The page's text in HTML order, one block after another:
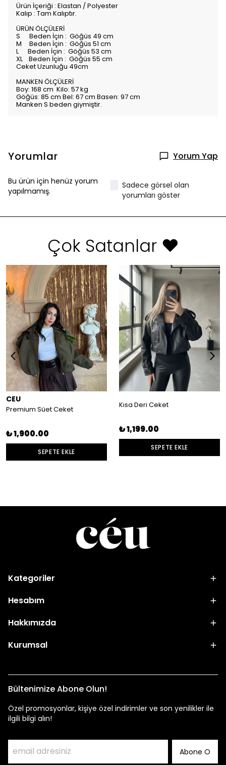
Ürün İçeriği : Elastan / Polyester
Kalıp : Tam Kalıptır.
ÜRÜN ÖLÇÜLERİ
S Beden İçin : Göğüs 49 cm
M Beden İçin : Göğüs 51 cm
L Beden İçin : Göğüs 53 cm
XL Beden İçin : Göğüs 55 cm
Ceket Uzunluğu 49cm
MANKEN ÖLÇÜLERİ
Boy: 168 cm Kilo: 57 kg
Göğüs: 85 cm Bel: 67 cm Basen: 97 cm
Manken S beden giymiştir.
Yorumlar Yorum Yap
Bu ürün için henüz yorum
yapılmamış.
Sadece görsel olan
yorumları göster
Çok Satanlar ❤️
CEU
Premium Süet Ceket
₺ 1,900.00
SEPETE EKLE
Kısa Deri Ceket
₺ 1,199.00
SEPETE EKLE
Kategoriler
Hesabım
Hakkımızda
Kurumsal
Bültenimize Abone Olun!
Özel promosyonlar, kişiye özel indirimler ve son yenilikler ile
ilgili bilgi alın!
Abone O